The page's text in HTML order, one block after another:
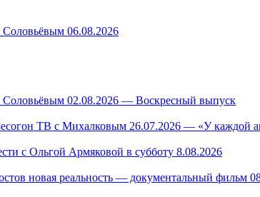
06.08.2026
02.08.2026 — Воскресный выпуск
ТВ с Михалковым 26.07.2026 — «У каждой
с Ольгой Армяковой в субботу 8.08.2026
новая реальность — документальный фильм